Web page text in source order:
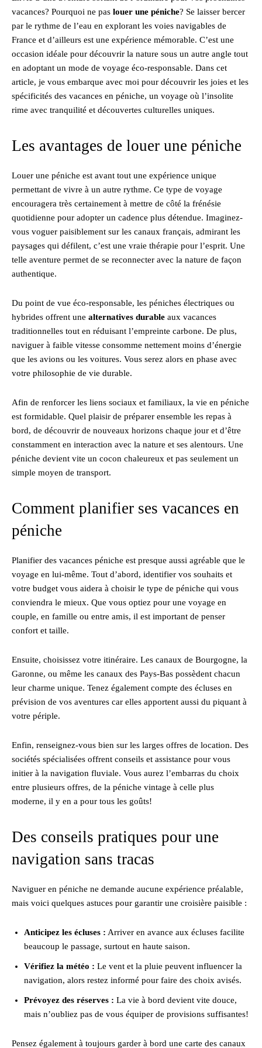
vacances? Pourquoi ne pas louer une péniche? Se laisser bercer
par le rythme de l’eau en explorant les voies navigables de
France et d’ailleurs est une expérience mémorable. C’est une
occasion idéale pour découvrir la nature sous un autre angle tout
en adoptant un mode de voyage éco-responsable. Dans cet
article, je vous embarque avec moi pour découvrir les joies et les
spécificités des vacances en péniche, un voyage où l’insolite
rime avec tranquilité et découvertes culturelles uniques.
Les avantages de louer une péniche
Louer une péniche est avant tout une expérience unique
permettant de vivre à un autre rythme. Ce type de voyage
encouragera très certainement à mettre de côté la frénésie
quotidienne pour adopter un cadence plus détendue. Imaginez-
vous voguer paisiblement sur les canaux français, admirant les
paysages qui défilent, c’est une vraie thérapie pour l’esprit. Une
telle aventure permet de se reconnecter avec la nature de façon
authentique.
Du point de vue éco-responsable, les péniches électriques ou
hybrides offrent une alternatives durable aux vacances
traditionnelles tout en réduisant l’empreinte carbone. De plus,
naviguer à faible vitesse consomme nettement moins d’énergie
que les avions ou les voitures. Vous serez alors en phase avec
votre philosophie de vie durable.
Afin de renforcer les liens sociaux et familiaux, la vie en péniche
est formidable. Quel plaisir de préparer ensemble les repas à
bord, de découvrir de nouveaux horizons chaque jour et d’être
constamment en interaction avec la nature et ses alentours. Une
péniche devient vite un cocon chaleureux et pas seulement un
simple moyen de transport.
Comment planifier ses vacances en
péniche
Planifier des vacances péniche est presque aussi agréable que le
voyage en lui-même. Tout d’abord, identifier vos souhaits et
votre budget vous aidera à choisir le type de péniche qui vous
conviendra le mieux. Que vous optiez pour une voyage en
couple, en famille ou entre amis, il est important de penser
confort et taille.
Ensuite, choisissez votre itinéraire. Les canaux de Bourgogne, la
Garonne, ou même les canaux des Pays-Bas possèdent chacun
leur charme unique. Tenez également compte des écluses en
prévision de vos aventures car elles apportent aussi du piquant à
votre périple.
Enfin, renseignez-vous bien sur les larges offres de location. Des
sociétés spécialisées offrent conseils et assistance pour vous
initier à la navigation fluviale. Vous aurez l’embarras du choix
entre plusieurs offres, de la péniche vintage à celle plus
moderne, il y en a pour tous les goûts!
Des conseils pratiques pour une
navigation sans tracas
Naviguer en péniche ne demande aucune expérience préalable,
mais voici quelques astuces pour garantir une croisière paisible :
Anticipez les écluses : Arriver en avance aux écluses facilite
beaucoup le passage, surtout en haute saison.
Vérifiez la météo : Le vent et la pluie peuvent influencer la
navigation, alors restez informé pour faire des choix avisés.
Prévoyez des réserves : La vie à bord devient vite douce,
mais n’oubliez pas de vous équiper de provisions suffisantes!
Pensez également à toujours garder à bord une carte des canaux